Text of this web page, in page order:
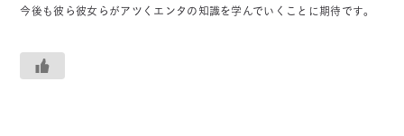
今後も彼ら彼女らがアツくエンタの知識を学んでいくことに期待です。